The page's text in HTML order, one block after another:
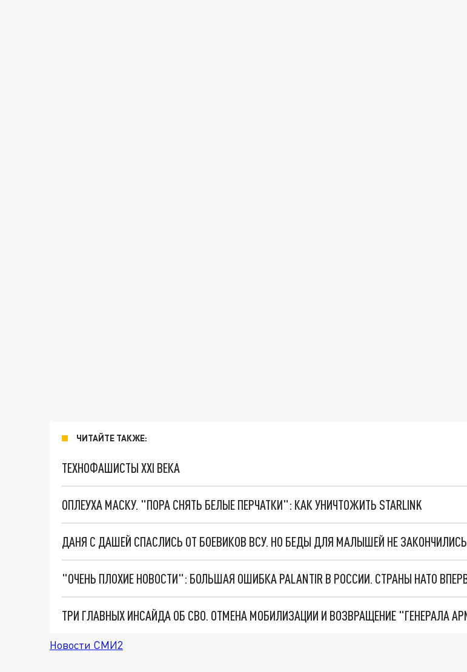
ЧИТАЙТЕ ТАКЖЕ:
ТЕХНОФАШИСТЫ XXI ВЕКА
ОПЛЕУХА МАСКУ. "ПОРА СНЯТЬ БЕЛЫЕ ПЕРЧАТКИ": КАК УНИЧТОЖИТЬ STARLINK
ДАНЯ С ДАШЕЙ СПАСЛИСЬ ОТ БОЕВИКОВ ВСУ. НО БЕДЫ ДЛЯ МАЛЫШЕЙ НЕ ЗАКОНЧИЛИСЬ
Новости СМИ2